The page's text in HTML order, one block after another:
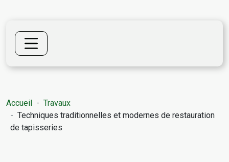
Accueil
Travaux
Techniques traditionnelles et modernes de restauration
de tapisseries